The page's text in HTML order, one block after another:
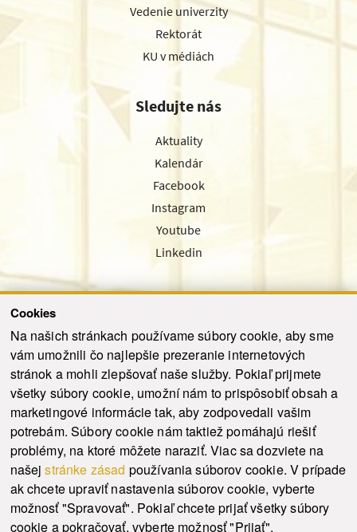
Cookies
Na našich stránkach používame súbory cookie, aby sme
vám umožnili čo najlepšie prezeranie internetových
stránok a mohli zlepšovať naše služby. Pokiaľ prijmete
všetky súbory cookie, umožní nám to prispôsobiť obsah a
marketingové informácie tak, aby zodpovedali vašim
potrebám. Súbory cookie nám taktiež pomáhajú riešiť
problémy, na ktoré môžete naraziť. Viac sa dozviete na
našejstránke zásad používania súborov cookie. V prípade
ak chcete upraviť nastavenia súborov cookie, vyberte
možnosť "Spravovať". Pokiaľ chcete prijať všetky súbory
cookie a pokračovať, vyberte možnosť "Prijať".
Vedenie univerzity
Rektorát
KU v médiách
Sledujte nás
Aktuality
Kalendár
Facebook
Instagram
Youtube
Linkedin
Odoslať
© 2021-2026 ku.sk. Všetky práva vyhradené. | Ochrana osobných údajov
Vyhlásenie o prístupnosti |
Admin
This site is protected by reCAPTCHA and the Google Privacy Policy and Terms of
Service
apply.